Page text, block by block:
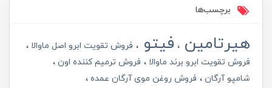
برچسب‌ها
هیرتامین فیتو
فروش تقویت ابرو اصل ماوالا
فروش تقویت ابرو برند ماوالا
فروش ترمیم کننده اون
شامپو آرگان
فروش روغن موی آرگان عمده